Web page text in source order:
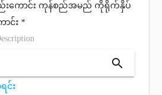
လည်းကောင်း ကုန်စည်အမည် ကိုရိုက်နှိပ်
ာင်း *
search
င်း